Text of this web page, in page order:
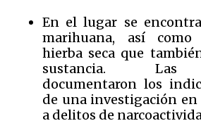
En el lugar se
marihuana, así como
hierba seca que
sustancia. Las
documentaron los
de una investigación
a delitos de